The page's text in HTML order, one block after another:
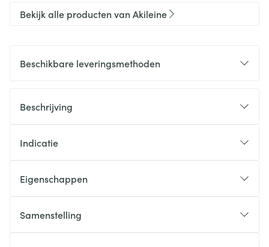
Bekijk alle producten van Akileine
Beschikbare leveringsmethoden
Beschrijving
Indicatie
Eigenschappen
Samenstelling